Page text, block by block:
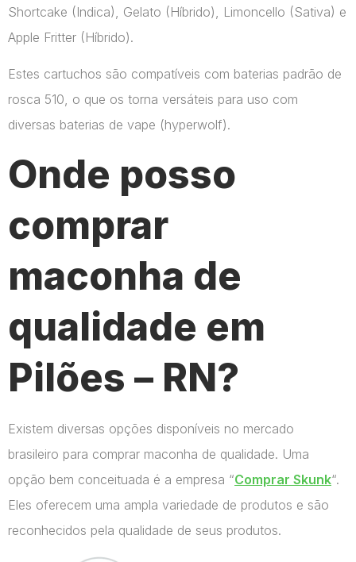
Shortcake (Indica), Gelato (Híbrido), Limoncello (Sativa) e
Apple Fritter (Híbrido).
Estes cartuchos são compatíveis com baterias padrão de
rosca 510, o que os torna versáteis para uso com
diversas baterias de vape​ (hyperwolf)​.
Onde posso
comprar
maconha de
qualidade em
Pilões – RN?
Existem diversas opções disponíveis no mercado
brasileiro para comprar maconha de qualidade. Uma
opção bem conceituada é a empresa “Comprar Skunk“.
Eles oferecem uma ampla variedade de produtos e são
reconhecidos pela qualidade de seus produtos.